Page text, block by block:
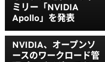
ミリー「NVIDIA
Apollo」を発表
NVIDIA、オープンソ
ースのワークロード管